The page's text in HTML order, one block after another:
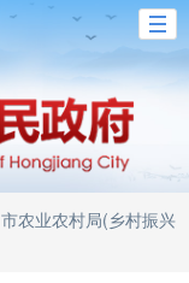
市农业农村局(乡村振兴